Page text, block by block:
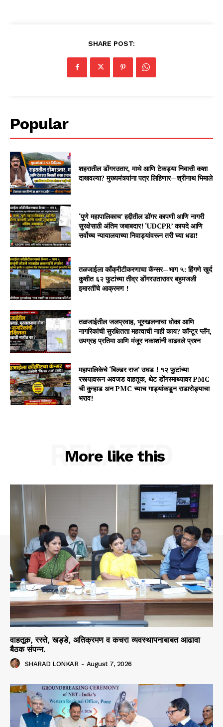
SHARE POST:
Popular
शहरातील डोंगरउतार, माथे आणि टेकड्या निवासी कशा
दाखवल्या? मुख्यमंत्र्यांना पत्र लिहिणार—श्रीनाथ भिमाले
‘पुणे महापालिकाच’ हद्दीतील डोंगर कापणी आणि नागरी
सुरक्षेसाठी अंतिम जबाबदार! ‘UDCPR’ कायदे आणि
सर्वोच्च न्यायालयाच्या निवाड्यांवरून तरी घ्या धडा!
तळजाईला काँक्रीटीकरणाचा कॅन्सर—भाग ५: हिंगणे खुर्द
कुशीत ६२ फुटांच्या तीव्र डोंगरउतारावर बहुमजली
इमारतींचे आक्रमण !
तळजाईतील जलप्रवाह, भूस्खलनाचा धोका आणि
नागरिकांची सुरक्षितता महत्वाची नाही काय? कॉन्टूर प्लॅन,
उपग्रह प्रतिमा आणि मंजूर नकाशांनी वाढवले प्रश्न
महापालिकेचे ‘बिल्डर राज’ उघड ! १२ फुटांच्या
रस्त्यावरून अवजड वाहतूक, थेट डोंगरमाथ्यावर PMC
ची कुऱ्हाड अन PMC च्याच गाड्यांकडून राडारोड्याचा
भराव!
More like this
RELATED
वाहतूक, रस्ते, खड्डे, अतिक्रमण व कचरा व्यवस्थापनाबाबत आढावा
बैठक संपन्न.
SHARAD LONKAR - August 7, 2026